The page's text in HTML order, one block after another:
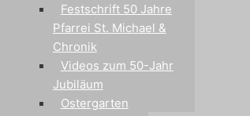
Festschrift 50 Jahre
Pfarrei St. Michael &
Chronik
Videos zum 50-Jahr
Jubiläum
Ostergarten